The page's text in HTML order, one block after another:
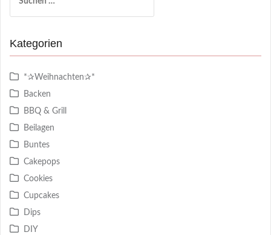
nach:
Kategorien
*✰Weihnachten✰*
Backen
BBQ & Grill
Beilagen
Buntes
Cakepops
Cookies
Cupcakes
Dips
DIY